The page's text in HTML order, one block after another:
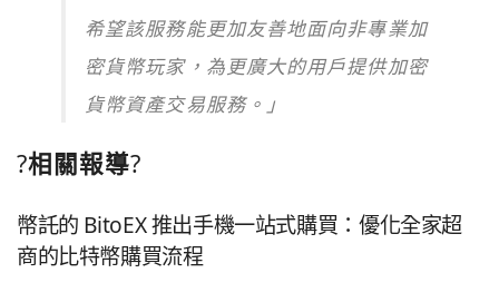
希望該服務能更加友善地面向非專業加
密貨幣玩家，為更廣大的用戶提供加密
貨幣資產交易服務。」
?相關報導?
幣託的 BitoEX 推出手機一站式購買：優化全家超
商的比特幣購買流程